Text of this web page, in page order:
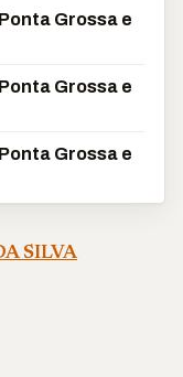
Grossa e
Grossa e
Grossa e
SILVA